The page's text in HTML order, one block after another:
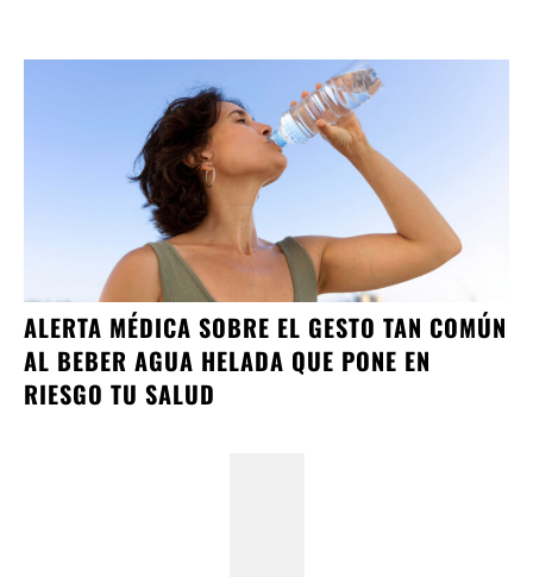
ALERTA MÉDICA SOBRE EL GESTO TAN COMÚN
AL BEBER AGUA HELADA QUE PONE EN
RIESGO TU SALUD